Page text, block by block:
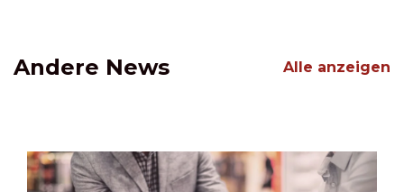
Andere News Alle anzeigen